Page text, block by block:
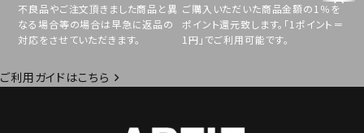
不良品やご注文頂きました商品と異
なる場合等の場合は早急に返品の
対応をさせていただきます。
ご購入いただいた商品金額の1％を
ポイント還元致します。「1ポイント＝
1円」でご利用可能です。
ご利用ガイドはこちら